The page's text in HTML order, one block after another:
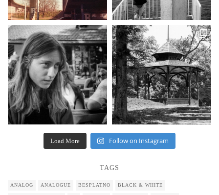
Load More Follow on Instagram
TAGS
ANALOG ANALOGUE BESPLATNO BLACK & WHITE